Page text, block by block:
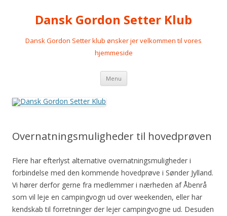
Dansk Gordon Setter Klub
Dansk Gordon Setter klub ønsker jer velkommen til vores
hjemmeside
Menu Videre
indhold
Overnatningsmuligheder til hovedprøven
Flere har efterlyst alternative overnatningsmuligheder i
forbindelse med den kommende hovedprøve i Sønder Jylland.
Vi hører derfor gerne fra medlemmer i nærheden af Åbenrå
som vil leje en campingvogn ud over weekenden, eller har
kendskab til forretninger der lejer campingvogne ud. Desuden